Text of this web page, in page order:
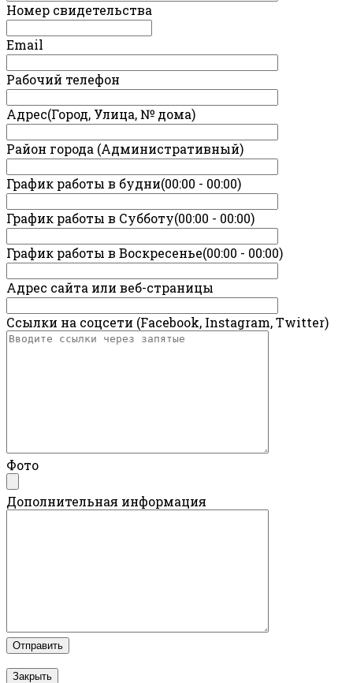
Номер свидетельства
Email
Рабочий телефон
Адрес(Город, Улица, № дома)
Район города (Административный)
График работы в будни(00:00 - 00:00)
График работы в Субботу(00:00 - 00:00)
График работы в Воскресенье(00:00 - 00:00)
Адрес сайта или веб-страницы
Ссылки на соцсети (Facebook, Instagram, Twitter)
Фото
Дополнительная информация
Закрыть